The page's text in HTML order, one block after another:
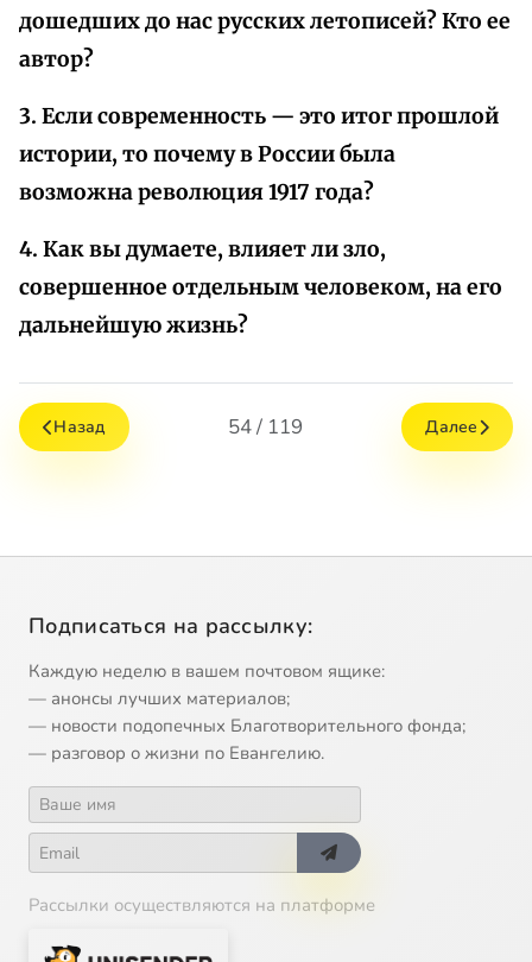
дошедших до нас русских летописей? Кто ее
автор?
3. Если современность — это итог прошлой
истории, то почему в России была
возможна революция 1917 года?
4. Как вы думаете, влияет ли зло,
совершенное отдельным человеком, на его
дальнейшую жизнь?
Назад 54 / 119 Далее
Подписаться на рассылку:
Каждую неделю в вашем почтовом ящике:
— анонсы лучших материалов;
— новости подопечных Благотворительного фонда;
— разговор о жизни по Евангелию.
Рассылки осуществляются на платформе